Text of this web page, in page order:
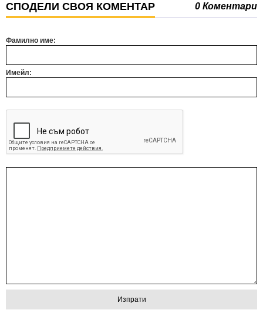
СПОДЕЛИ СВОЯ КОМЕНТАР 0 Коментари
Фамилно име:
Имейл: